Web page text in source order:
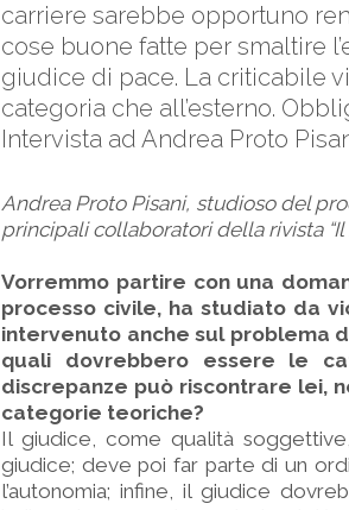
carriere sarebbe opportuno
cose buone fatte per smaltire
giudice di pace. La criticabile
categoria che all’esterno.
Intervista ad Andrea Proto
Andrea Proto Pisani, studioso del
principali collaboratori della rivista “Il
Vorremmo partire con una
processo civile, ha studiato da
intervenuto anche sul problema
quali dovrebbero essere le
discrepanze può riscontrare lei,
categorie teoriche?
Il giudice, come qualità
giudice; deve poi far parte di un
l’autonomia; infine, il giudice